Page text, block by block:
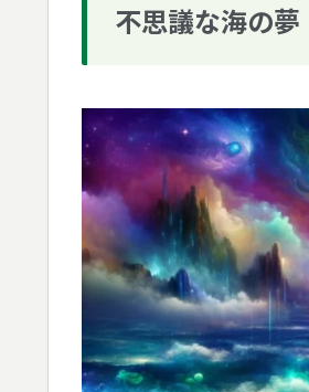
不思議な海の夢